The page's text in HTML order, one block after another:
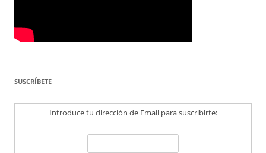
SUSCRÍBETE
Introduce tu dirección de Email para suscribirte: